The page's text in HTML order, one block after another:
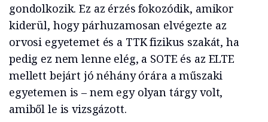
gondolkozik. Ez az érzés fokozódik, amikor
kiderül, hogy párhuzamosan elvégezte az
orvosi egyetemet és a TTK fizikus szakát, ha
pedig ez nem lenne elég, a SOTE és az ELTE
mellett bejárt jó néhány órára a műszaki
egyetemen is – nem egy olyan tárgy volt,
amiből le is vizsgázott.